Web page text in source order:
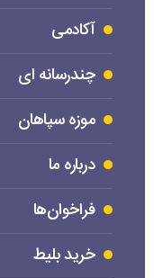
آکادمی
چندرسانه ای
موزه سپاهان
درباره ما
فراخوان‌ها
خرید بلیط